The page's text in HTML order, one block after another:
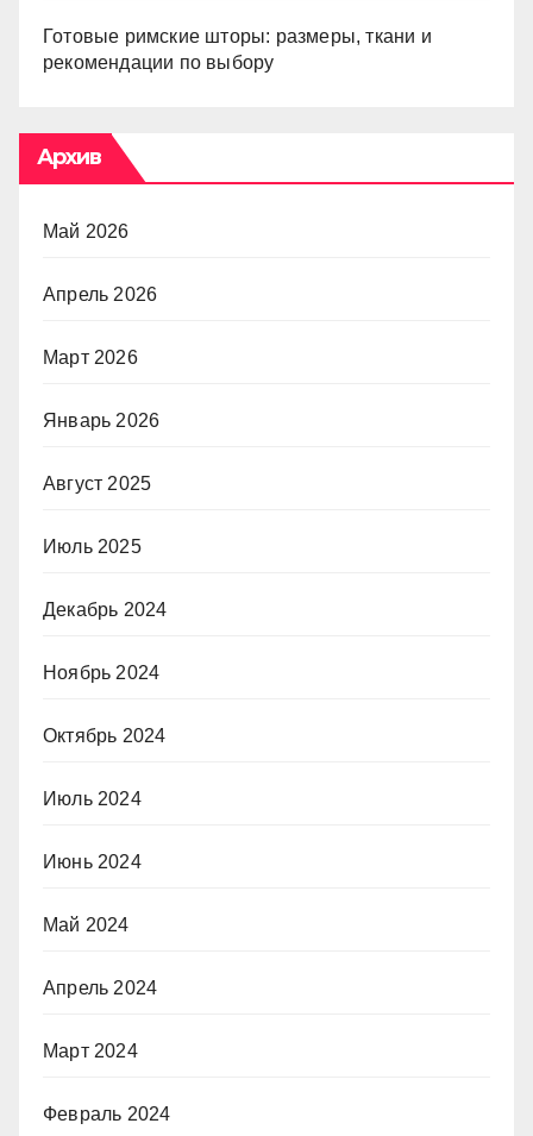
Готовые римские шторы: размеры, ткани и
рекомендации по выбору
Архив
Май 2026
Апрель 2026
Март 2026
Январь 2026
Август 2025
Июль 2025
Декабрь 2024
Ноябрь 2024
Октябрь 2024
Июль 2024
Июнь 2024
Май 2024
Апрель 2024
Март 2024
Февраль 2024